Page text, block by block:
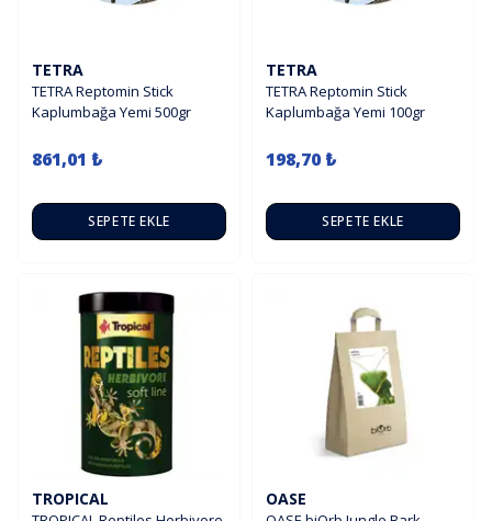
TETRA
TETRA Reptomin Stick
Kaplumbağa Yemi 500gr
861,01 ₺
SEPETE EKLE
TETRA
TETRA Reptomin Stick
Kaplumbağa Yemi 100gr
198,70 ₺
SEPETE EKLE
TROPICAL OASE